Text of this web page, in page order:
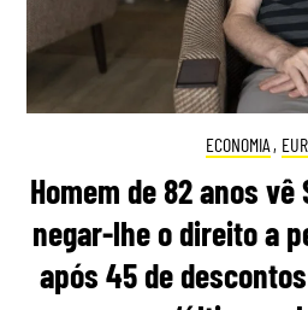
ECONOMIA ,
Homem de 82 anos vê
negar-lhe o direito a
após 45 de